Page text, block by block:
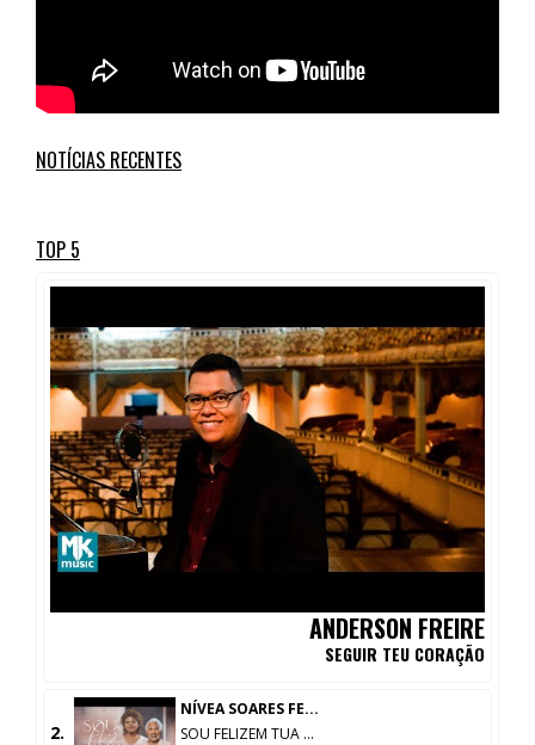
NOTÍCIAS RECENTES
TOP 5
ANDERSON FREIRE
SEGUIR TEU CORAÇÃO
2.
NÍVEA SOARES FE...
SOU FELIZEM TUA ...